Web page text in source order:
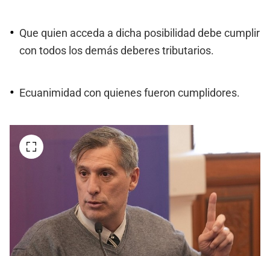
Que quien acceda a dicha posibilidad debe cumplir
con todos los demás deberes tributarios.
Ecuanimidad con quienes fueron cumplidores.